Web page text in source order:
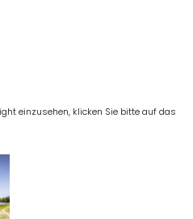
einzusehen, klicken Sie bitte auf das